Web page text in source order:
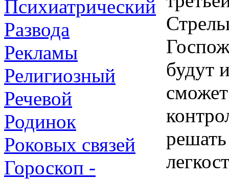
Психиатрический
Развода
Рекламы
Религиозный
Речевой
Родинок
Роковых связей
Гороскоп -
будут